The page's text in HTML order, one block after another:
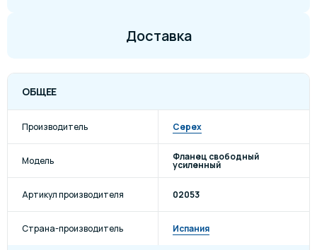
Доставка
ОБЩЕЕ
Производитель Cepex
Модель Фланец свободный
усиленный
Артикул производителя 02053
Страна-производитель Испания